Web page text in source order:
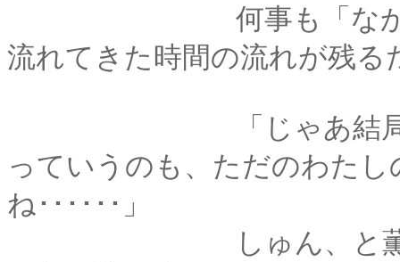
何事も「なかったこ
流れてきた時間の流れが残る
「じゃあ結局、『昔
っていうのも、ただのわた
ね･･････」
しゅん、と薫が肩を